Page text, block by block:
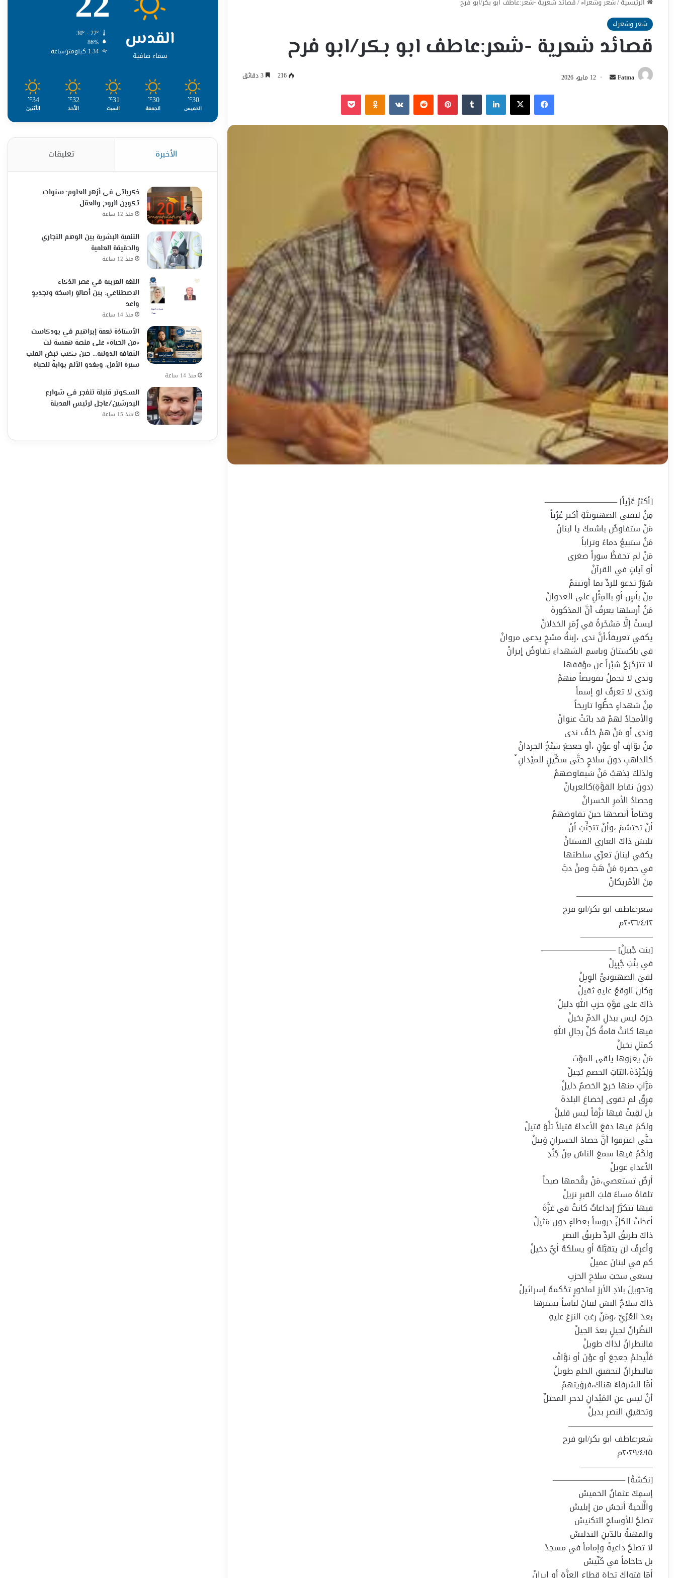
شعر وشعراء
قصائد شعرية -شعر:عاطف ابو بكر/ابو فرح
Fatma
أرسل 12 مايو، 2026 216
فيسبوك‫X لينكدإن بينتيريست Odnoklassniki
‫Pocket
[أكثرُ عٌرْياً] —————————
مِنْ ليفني الصهيونيَّةِ أكثر عُرْياً
مَنْ ستفاوضُ باسْمكَ يا لبنانْ
مَنْ ستبيعُ دماءً وتراباً
مَنْ لم تحفظْ سوراً صغرى
أو آياتٍ في القرآنْ
سُوَرٌ تدعو للردِّ بما أوتيتمْ
مِنْ بأسٍ أو بالمِثْلِ على العدوانْ
مَنْ أرسلها يعرفُ أنَّ المذكورةَ
ليستْ إلَّا مَسْخَرةً في زُمَرِ الخذلانْ
يكفي تعريفاً،أنَّ ندى ،إبنةُ مسْخٍ يدعى مروانْ
في باكستانَ وباسمِ الشهداءِ تفاوضُ إيرانْ
لا تتزحْزحُ شبْراً عن موْقفها
وندى لا تحملُ تفويضاً منهمْ
وندى لا تعرفُ لو إسماً
مِنْ شهداءٍ خطُّوا تاريخاً
والأمجادُ لهمْ قد باتَتْ عنوانْ
وندى أو مَنْ همْ خلفُ ندى
مِنْ نوّافٍ أو عوْنٍ ،أو جعجعَ شيْخُ الجردانْ
كالذاهبِ دونَ سلاحٍ حتَّى سكِّينٍ للميْدانِ ْ
ولذلكَ يَذهبُ مَنْ سَيفاوضهمْ
(دونَ نقاطِ القوَّةِ)كالعريانْ
وحصادُ الأمرِ الخسرانْ
وختاماً أنصحها حينَ تفاوضهمْ
أنْ تحتشمَ ،وأنْ تتجنٍّبَ أنْ
تلبسَ ذاكَ العاري الفستانْ
يكفي لبنانَ تعرِّي سلطتها
في حضرةِ مَنْ هَبَّ ومنْ دبَّ
مِنَ الأمْريكانْ
—————————–
شعر:عاطف ابو بكر/ابو فرح
٢٠٢٦/٤/١٢م
—————————
[بنت جْبيلْ] —————————-
في بنْتِ جْبِيِلْ
لقيَ الصهيونيُّ الوِيِلْ
وكان الوقعُ عليهِ ثقيلْ
ذاكَ على قوَّةِ حزبِ اللهِ دليلْ
حزبٌ ليس ببذلِ الدمِّ بخيلْ
فيها كانتْ قامةُ كلِّ رجالِ اللهِ
كمثلِ نخيلْ
مَنْ يغزوها يلقى الموْتَ
وَلِخُرْدَةَ،اليّاتِ الخصمِ يُحِيلْ
مَرَّاتٍ منها خرجَ الخصمُ ذليلْ
فِرٍقٌ لم تقوى إخضاعَ البلدةَ
بل لقِيتْ فيها نزْفاً ليس قليلْ
ولكمَ فيها دفعَ الأعداءُ قتيلاً تلْوَ قتيلْ
حتَّى اعترفوا أنَّ حصادَ الخسرانِ وَبيلْ
ولكَمْ فيها سمعَ الناسُ مِنْ جُنْدِ
الأعداءِ عويلْ
أرضٌ تستعصي،مَنْ يقْحمها صبحاً
تلقاهُ مساءً قلبَ القبرِ نزيلْ
فيها تتكرَّرُ إبداعاتٌ كانتْ في غزَّةَ
أعطتْ للكلِّ دروساً بعطاءٍ دون مَثيلْ
ذاكَ طريقُ الردِّ طريقُ النصرِ
وأعرِفُ لن يتقبَّلهُ أو يسلكهُ أيُّ دخيلْ
كم في لبنانَ عميلْ
يسعى سحبَ سلاحِ الحزبِ
وتحويلَ بلادِ الأرزِ لماخورٍ تحْكمهُ إسرائيلْ
ذاكَ سلاحٌ البسَ لبنانَ لباساً يسترها
بعدَ العٌرْيِّ ،ومَنْ رغبَ النزعَ عليهِ
النطْرانُ لجيلٍ بعدَ الجيلْ
فالنطرانُ لذاكَ طويلْ
فَلْيحلمْ جعجعَ أو عوْنَ أو نوَّافْ
فالنطرانُ لتحقيقِ الحلمِ طويلْ
أمَّا الشرفاءُ هناكَ،فرؤيتهمْ
أنْ ليس عنِ المَيْدانِ لدحرِ المحتلِّ
وتحقيقِ النصرِ بديلْ
——————————–
شعر:عاطف ابو بكر/ابو فرح
٢٠٢٩/٤/١٥م
—————————
[نكشهْ] —————————
إسمِكَ عثمانُ الخميسْ
والِّلحيهُ أنجسُ من إبليسْ
تصلحُ للأوساخِ التكنيسْ
والمهنةُ بالدّينِ التدليسْ
لا تصلحُ داعيةً وإماماً في مسجدْ
بل حاخاماً في كَنِّيسْ
أمّا فتواكَ تجاهَ قطاعِ العزَّةِ أو إيرانْ
القدس
سماء صافية
30º - 22º
86%
1.34 كيلومتر/ساعة
30
℃
الخميس
30
℃
الجمعة
31
℃
السبت
32
℃
الأحد
34
℃
الأثنين
الأخيرة تعليقات
ذكرياتي في أزهر العلوم: سنوات
تكوين الروح والعقل
منذ 12 ساعة
التنمية البشرية بين الوهم التجاري
والحقيقة العلمية
منذ 12 ساعة
اللغة العربية في عصر الذكاء
الاصطناعي: بين أصالةٍ راسخة وتجديدٍ
واعد
منذ 14 ساعة
الأستاذة نعمة إبراهيم في بودكاست
«من الحياة» على منصة همسة نت
الثقافة الدولية… حين يكتب نبض القلب
سيرة الأمل، ويغدو الألم بوابةً للحياة
منذ 14 ساعة
السكوتر قنبلة تنفجر في شوارع
البدرشين/عاجل لرئيس المدينة
منذ 15 ساعة